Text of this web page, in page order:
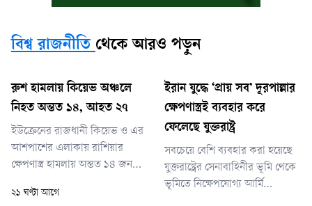
বিশ্ব রাজনীতি থেকে আরও পড়ুন
রুশ হামলায় কিয়েভ অঞ্চলে
নিহত অন্তত ১৪, আহত ২৭
ইউক্রেনের রাজধানী কিয়েভ ও এর
আশপাশের এলাকায় রাশিয়ার
ক্ষেপণাস্ত্র হামলায় অন্তত ১৪ জন
হামলায় গুদামঘরসহ বেশ কয়েকটি
২১ ঘণ্টা আগে
ইরান যুদ্ধে ‘প্রায় সব’ দূরপাল্লার
ক্ষেপণাস্ত্রই ব্যবহার করে
ফেলেছে যুক্তরাষ্ট্র
সবচেয়ে বেশি ব্যবহার করা হয়েছে
যুক্তরাষ্ট্রের সেনাবাহিনীর ভূমি থেকে
ভূমিতে নিক্ষেপযোগ্য আর্মি